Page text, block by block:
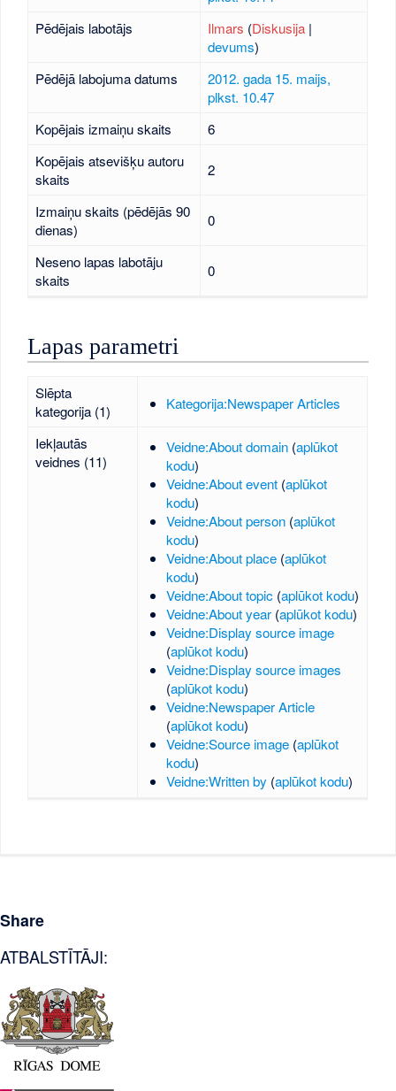
Pēdējais labotājs
Ilmars (Diskusija|
devums)
Pēdējā labojuma datums
2012. gada 15. maijs,
plkst. 10.47
Kopējais izmaiņu skaits
6
Kopējais atsevišķu autoru
skaits
2
Izmaiņu skaits (pēdējās 90
dienas)
0
Neseno lapas labotāju
skaits
0
Lapas parametri
Slēpta
kategorija (1)
Kategorija:Newspaper Articles
Iekļautās
veidnes (11)
Veidne:About domain (aplūkot
kodu)
Veidne:About event (aplūkot
kodu)
Veidne:About person (aplūkot
kodu)
Veidne:About place (aplūkot
kodu)
Veidne:About topic (aplūkot kodu)
Veidne:About year (aplūkot kodu)
Veidne:Display source image
(aplūkot kodu)
Veidne:Display source images
(aplūkot kodu)
Veidne:Newspaper Article
(aplūkot kodu)
Veidne:Source image (aplūkot
kodu)
Veidne:Written by (aplūkot kodu)
Share
ATBALSTĪTĀJI: